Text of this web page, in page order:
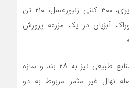
دامداری روستایی و عشایری، ۳۰۰ کلنی زنبورعسل، ۲۱۰ تن
آبزیان در یک مزرعه پرورش
وی افزود: در زیر بخش منابع طبیعی نیز به ۲۸ بند و سازه
و ۶۵ هزار اصله نهال غیر مثمر مربوط به دو